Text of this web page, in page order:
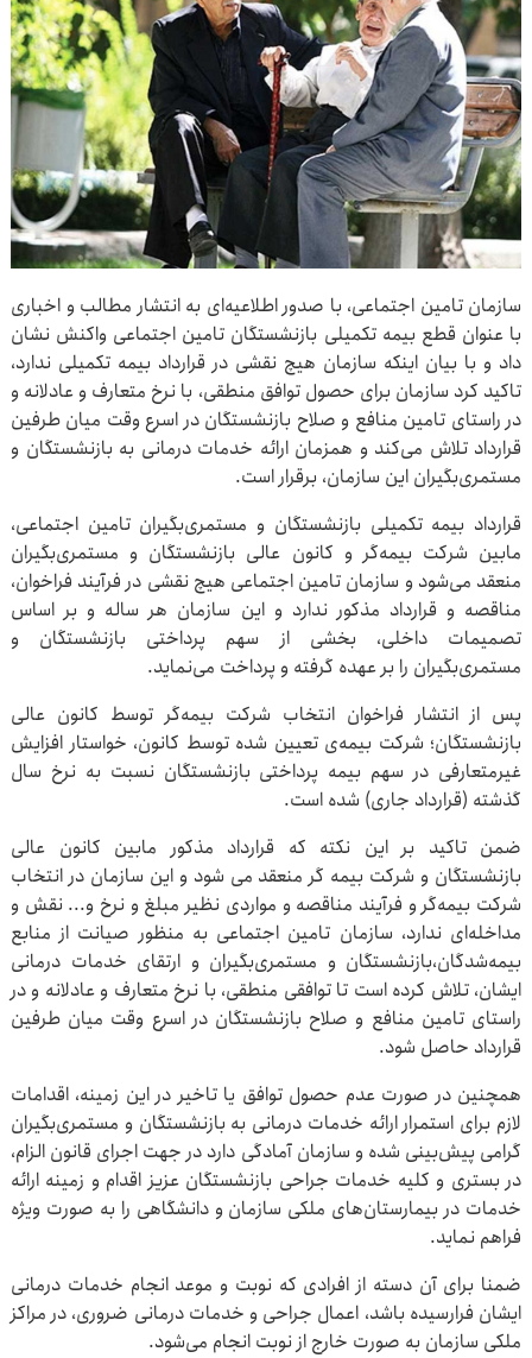
سازمان تامین اجتماعی، با صدور اطلاعیه‌ای به انتشار مطالب و اخباری
با عنوان قطع بیمه تکمیلی بازنشستگان تامین اجتماعی واکنش نشان
داد و با بیان اینکه سازمان هیچ نقشی در قرارداد بیمه تکمیلی ندارد،
تاکید کرد سازمان برای حصول توافق منطقی، با نرخ متعارف و عادلانه و
در راستای تامین منافع و صلاح بازنشستگان در اسرع وقت میان طرفین
قرارداد تلاش می‌کند و همزمان ارائه خدمات درمانی به بازنشستگان و
مستمری‌بگیران این سازمان، برقرار است.
قرارداد بیمه تکمیلی بازنشستگان و مستمری‌بگیران تامین اجتماعی،
مابین شرکت بیمه‌گر و کانون عالی بازنشستگان و مستمری‌بگیران
منعقد می‌شود و سازمان تامین اجتماعی هیچ نقشی در فرآیند فراخوان،
مناقصه و قرارداد مذکور ندارد و این سازمان هر ساله و بر اساس
تصمیمات داخلی، بخشی از سهم پرداختی بازنشستگان و
مستمری‌بگیران را بر عهده گرفته و پرداخت می‌نماید.
پس از انتشار فراخوان انتخاب شرکت بیمه‌گر توسط کانون عالی
بازنشستگان؛ شرکت بیمه‌ی تعیین شده توسط کانون، خواستار افزایش
غیرمتعارفی در سهم بیمه پرداختی بازنشستگان نسبت به نرخ سال
گذشته (قرارداد جاری) شده است.
ضمن تاکید بر این نکته که قرارداد مذکور مابین کانون عالی
بازنشستگان و شرکت بیمه گر منعقد می شود و این سازمان در انتخاب
شرکت بیمه‌گر و فرآیند مناقصه و مواردی نظیر مبلغ و نرخ و... نقش و
مداخله‌ای ندارد، سازمان تامین اجتماعی به منظور صیانت از منابع
بیمه‌شدگان،بازنشستگان و مستمری‌بگیران و ارتقای خدمات درمانی
ایشان، تلاش کرده است تا توافقی منطقی، با نرخ متعارف و عادلانه و در
راستای تامین منافع و صلاح بازنشستگان در اسرع وقت میان طرفین
قرارداد حاصل شود.
همچنین در صورت عدم حصول توافق یا تاخیر در این زمینه، اقدامات
لازم برای استمرار ارائه خدمات درمانی به بازنشستگان و مستمری‌بگیران
گرامی پیش‌بینی شده و سازمان آمادگی دارد در جهت اجرای قانون الزام،
در بستری و کلیه خدمات جراحی بازنشستگان عزیز اقدام و زمینه ارائه
خدمات در بیمارستان‌های ملکی سازمان و دانشگاهی را به صورت ویژه
فراهم نماید.
ضمنا برای آن دسته از افرادی که نوبت و موعد انجام خدمات درمانی
ایشان فرارسیده باشد، اعمال جراحی و خدمات درمانی ضروری، در مراکز
ملکی سازمان به صورت خارج از نوبت انجام می‌شود.